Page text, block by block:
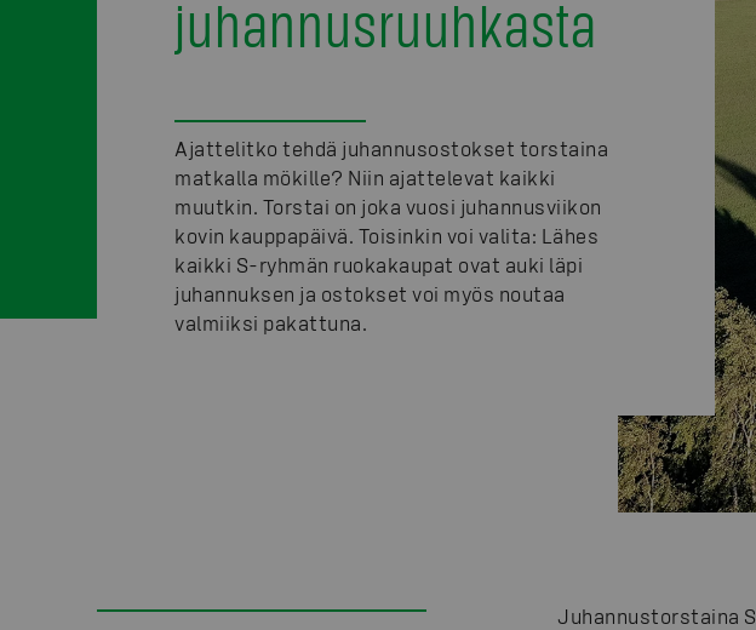
juhannusruuhkasta
Ajattelitko tehdä juhannusostokset torstaina
matkalla mökille? Niin ajattelevat kaikki
muutkin. Torstai on joka vuosi juhannusviikon
kovin kauppapäivä. Toisinkin voi valita: Lähes
kaikki S-ryhmän ruokakaupat ovat auki läpi
juhannuksen ja ostokset voi myös noutaa
valmiiksi pakattuna.
Juhannustorstaina